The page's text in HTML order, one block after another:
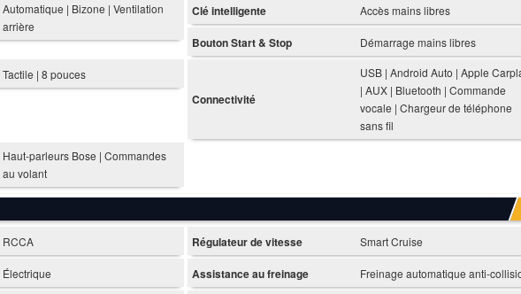
Automatique | Bizone | Ventilation
arrière
Clé intelligente Accès mains libres
Bouton Start & Stop Démarrage mains libres
Tactile | 8 pouces
Connectivité
USB | Android Auto | Apple
| AUX | Bluetooth | Commande
vocale | Chargeur de téléphone
sans fil
Haut-parleurs Bose | Commandes
au volant
RCCA Régulateur de vitesse Smart Cruise
Électrique Assistance au freinage Freinage automatique anti-